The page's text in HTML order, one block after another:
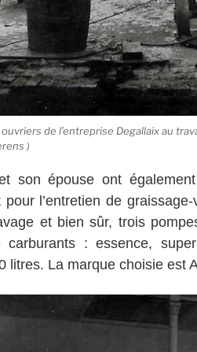
de l’entreprise Degallaix au
)
son épouse ont
l’entretien de
et bien sûr, trois
: essence,
litres. La marque choisie est